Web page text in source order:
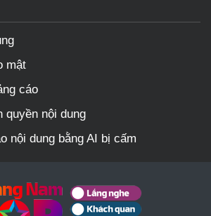
mật
cáo
quyền nội dung
nội dung bằng AI bị cấm